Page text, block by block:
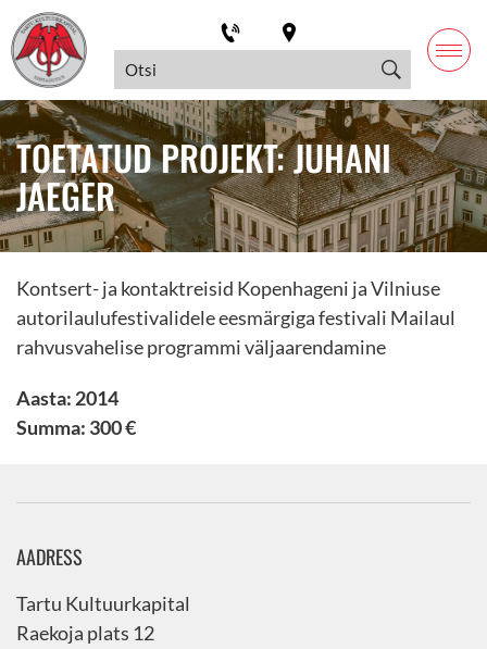
TOETATUD PROJEKT: JUHANI
JAEGER
Kontsert- ja kontaktreisid Kopenhageni ja Vilniuse
autorilaulufestivalidele eesmärgiga festivali Mailaul
rahvusvahelise programmi väljaarendamine
Aasta: 2014
Summa: 300 €
AADRESS
Tartu Kultuurkapital
Raekoja plats 12